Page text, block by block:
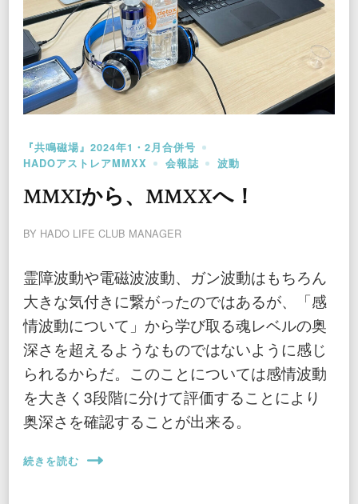
『共鳴磁場』2024年1・2月合併号
HADOアストレアMMXX
会報誌 波動
MMXIから、MMXXへ！
BY HADO LIFE CLUB MANAGER
霊障波動や電磁波波動、ガン波動はもちろん
大きな気付きに繋がったのではあるが、「感
情波動について」から学び取る魂レベルの奥
深さを超えるようなものではないように感じ
られるからだ。このことについては感情波動
を大きく3段階に分けて評価することにより
奥深さを確認することが出来る。
続きを読む